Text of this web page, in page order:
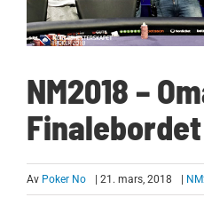
NM2018 –
Av Poker No | 21. mars, 2018